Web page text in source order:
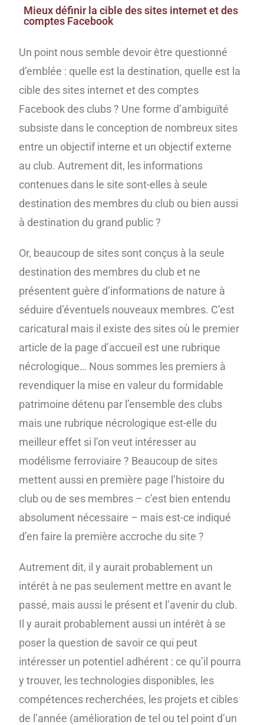
Mieux définir la cible des sites internet et des
comptes Facebook
Un point nous semble devoir être questionné
d’emblée : quelle est la destination, quelle est la
cible des sites internet et des comptes
Facebook des clubs ? Une forme d’ambiguïté
subsiste dans le conception de nombreux sites
entre un objectif interne et un objectif externe
au club. Autrement dit, les informations
contenues dans le site sont-elles à seule
destination des membres du club ou bien aussi
à destination du grand public ?
Or, beaucoup de sites sont conçus à la seule
destination des membres du club et ne
présentent guère d’informations de nature à
séduire d’éventuels nouveaux membres. C’est
caricatural mais il existe des sites où le premier
article de la page d’accueil est une rubrique
nécrologique… Nous sommes les premiers à
revendiquer la mise en valeur du formidable
patrimoine détenu par l’ensemble des clubs
mais une rubrique nécrologique est-elle du
meilleur effet si l’on veut intéresser au
modélisme ferroviaire ? Beaucoup de sites
mettent aussi en première page l’histoire du
club ou de ses membres – c’est bien entendu
absolument nécessaire – mais est-ce indiqué
d’en faire la première accroche du site ?
Autrement dit, il y aurait probablement un
intérêt à ne pas seulement mettre en avant le
passé, mais aussi le présent et l’avenir du club.
Il y aurait probablement aussi un intérêt à se
poser la question de savoir ce qui peut
intéresser un potentiel adhérent : ce qu’il pourra
y trouver, les technologies disponibles, les
compétences recherchées, les projets et cibles
de l’année (amélioration de tel ou tel point d’un